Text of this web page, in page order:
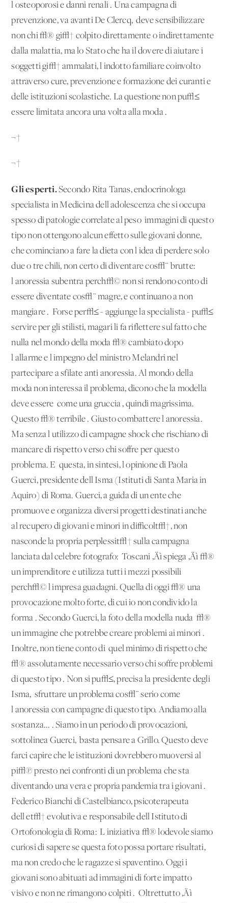
l'osteoporosi e danni renali'. Una campagna di
prevenzione, va avanti De Clercq, 'deve sensibilizzare
non chi √® gi√† colpito direttamente o indirettamente
dalla malattia, ma lo Stato che ha il dovere di aiutare i
soggetti gi√† ammalati, l'indotto familiare coinvolto
attraverso cure, prevenzione e formazione dei curanti e
delle istituzioni scolastiche. La questione non pu√≤
essere limitata ancora una volta alla moda'.
¬†
¬†
Gli esperti.Secondo Rita Tanas, endocrinologa
specialista in Medicina dell'adolescenza che si occupa
spesso di patologie correlate al peso 'immagini di questo
tipo non ottengono alcun effetto sulle giovani donne,
che cominciano a fare la dieta con l'idea di perdere solo
due o tre chili, non certo di diventare cos√¨ brutte:
l'anoressia subentra perch√© non si rendono conto di
essere diventate cos√¨ magre, e continuano a non
mangiare'. 'Forse per√≤ - aggiunge la specialista - pu√≤
servire per gli stilisti, magari li fa riflettere sul fatto che
nulla nel mondo della moda √® cambiato dopo
l'allarme e l'impegno del ministro Melandri nel
partecipare a sfilate anti anoressia. Al mondo della
moda non interessa il problema, dicono che la modella
deve essere 'come una gruccia', quindi magrissima.
Questo √® terribile'. Giusto combattere l'anoressia.
Ma senza l'utilizzo di campagne shock che rischiano di
mancare di rispetto verso chi soffre per questo
problema. E' questa, in sintesi, l'opinione di Paola
Guerci, presidente dell'Isma (Istituti di Santa Maria in
Aquiro) di Roma. Guerci, a guida di un ente che
promuove e organizza diversi progetti destinati anche
al recupero di giovani e minori in difficolt√†, non
nasconde la propria perplessit√† sulla campagna
lanciata dal celebre fotografo: 'Toscani ‚Äì spiega ‚Äì √®
un imprenditore e utilizza tutti i mezzi possibili
perch√© l'impresa guadagni. Quella di oggi √® una
provocazione molto forte, di cui io non condivido la
forma'. Secondo Guerci, la foto della modella nuda '√®
un'immagine che potrebbe creare problemi ai minori'.
Inoltre, non tiene conto di 'quel minimo di rispetto che
√® assolutamente necessario verso chi soffre problemi
di questo tipo'. Non si pu√≤, precisa la presidente degli
Isma, 'sfruttare un problema cos√¨ serio come
l'anoressia con campagne di questo tipo. Andiamo alla
sostanza...'. Siamo in un periodo di provocazioni,
sottolinea Guerci, 'basta pensare a Grillo. Questo deve
farci capire che le istituzioni dovrebbero muoversi al
pi√π presto nei confronti di un problema che sta
diventando una vera e propria pandemia tra i giovani'.
Federico Bianchi di Castelbianco, psicoterapeuta
dell'et√† evolutiva e responsabile dell'Istituto di
Ortofonologia di Roma: 'L'iniziativa √® lodevole siamo
curiosi di sapere se questa foto possa portare risultati,
ma non credo che le ragazze si spaventino. Oggi i
giovani sono abituati ad immagini di forte impatto
visivo e non ne rimangono colpiti'. 'Oltrettutto ‚Äì